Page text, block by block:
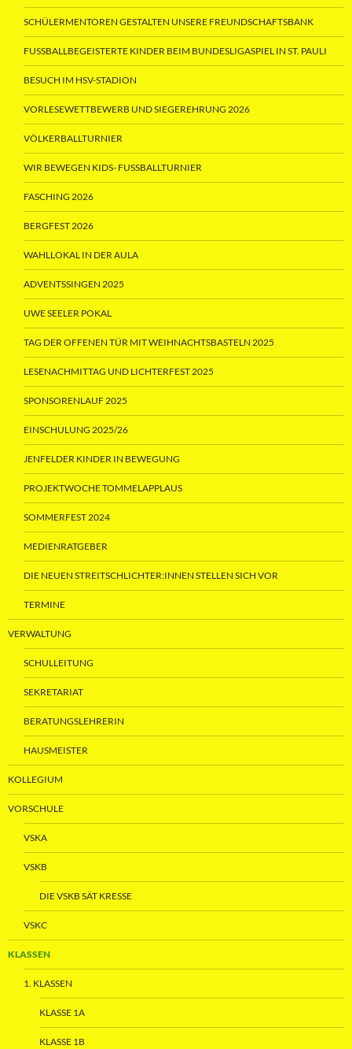
SCHÜLERMENTOREN GESTALTEN UNSERE FREUNDSCHAFTSBANK
FUSSBALLBEGEISTERTE KINDER BEIM BUNDESLIGASPIEL IN ST. PAULI
BESUCH IM HSV-STADION
VORLESEWETTBEWERB UND SIEGEREHRUNG 2026
VÖLKERBALLTURNIER
WIR BEWEGEN KIDS- FUSSBALLTURNIER
FASCHING 2026
BERGFEST 2026
WAHLLOKAL IN DER AULA
ADVENTSSINGEN 2025
UWE SEELER POKAL
TAG DER OFFENEN TÜR MIT WEIHNACHTSBASTELN 2025
LESENACHMITTAG UND LICHTERFEST 2025
SPONSORENLAUF 2025
EINSCHULUNG 2025/26
JENFELDER KINDER IN BEWEGUNG
PROJEKTWOCHE TOMMELAPPLAUS
SOMMERFEST 2024
MEDIENRATGEBER
DIE NEUEN STREITSCHLICHTER:INNEN STELLEN SICH VOR
TERMINE
VERWALTUNG
SCHULLEITUNG
SEKRETARIAT
BERATUNGSLEHRERIN
HAUSMEISTER
KOLLEGIUM
VORSCHULE
VSKA
VSKB
DIE VSKB SÄT KRESSE
VSKC
KLASSEN
1. KLASSEN
KLASSE 1A
KLASSE 1B